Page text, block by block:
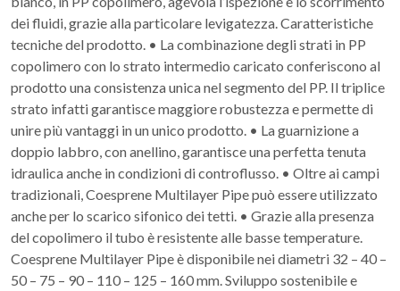
dei fluidi, grazie alla particolare levigatezza. Caratteristiche
tecniche del prodotto. • La combinazione degli strati in PP
copolimero con lo strato intermedio caricato conferiscono al
prodotto una consistenza unica nel segmento del PP. Il triplice
strato infatti garantisce maggiore robustezza e permette di
unire più vantaggi in un unico prodotto. • La guarnizione a
doppio labbro, con anellino, garantisce una perfetta tenuta
idraulica anche in condizioni di controflusso. • Oltre ai campi
tradizionali, Coesprene Multilayer Pipe può essere utilizzato
anche per lo scarico sifonico dei tetti. • Grazie alla presenza
del copolimero il tubo è resistente alle basse temperature.
Coesprene Multilayer Pipe è disponibile nei diametri 32 – 40 –
50 – 75 – 90 – 110 – 125 – 160 mm. Sviluppo sostenibile e